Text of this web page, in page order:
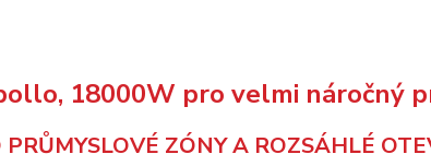
18000W pro velmi náročný
ZÓNY A ROZSÁHLÉ